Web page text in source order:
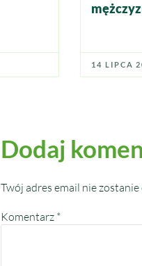
14 LIPCA
Dodaj
Twój adres email nie
Komentarz *